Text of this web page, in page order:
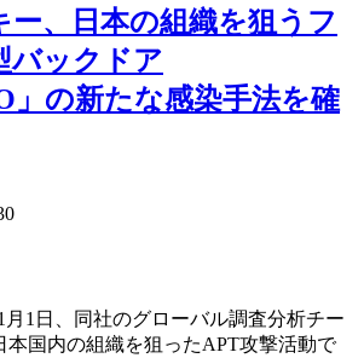
ー、日本の組織を狙うフ
バックドア
」の新たな感染手法を確
月1日、同社のグローバル調査分析チー
本国内の組織を狙ったAPT攻撃活動で